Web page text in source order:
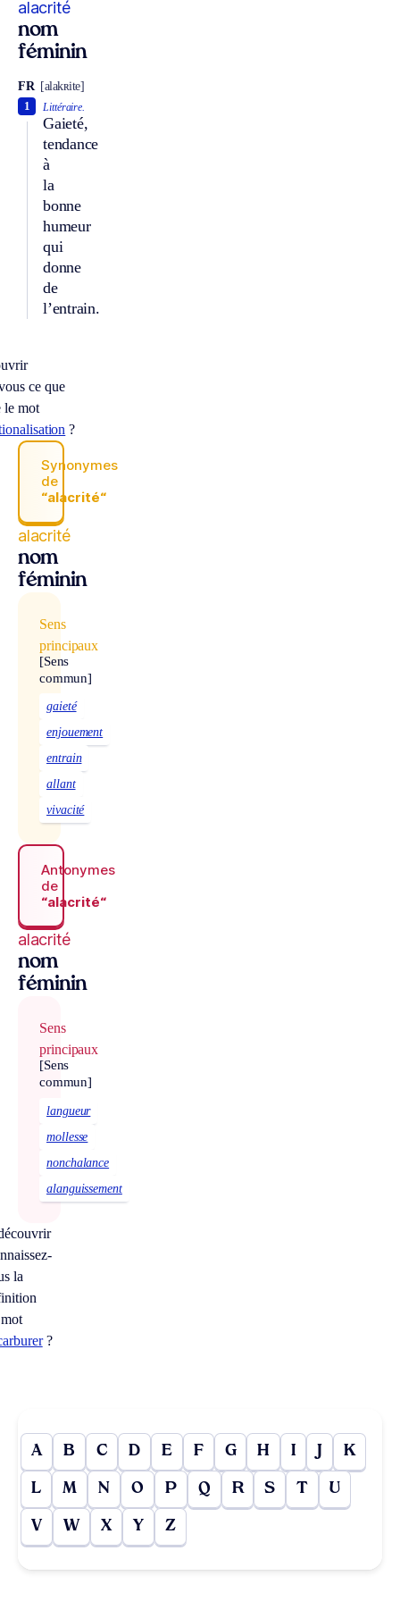
alacrité
nom
féminin
FR [alakʀite]
Littéraire.
Gaieté,
tendance
à
la
bonne
humeur
qui
donne
de
l’entrain.
1
ce que
le mot
?
Synonymes
de
“alacrité“
alacrité
nom
féminin
Sens
principaux
[Sens
commun]
gaieté
enjouement
entrain
allant
vivacité
Antonymes
de
“alacrité“
alacrité
nom
féminin
Sens
principaux
[Sens
commun]
langueur
mollesse
nonchalance
alanguissement
la
?
A B C D E F G H I J K
L M N O P Q R S T U
V W X Y Z